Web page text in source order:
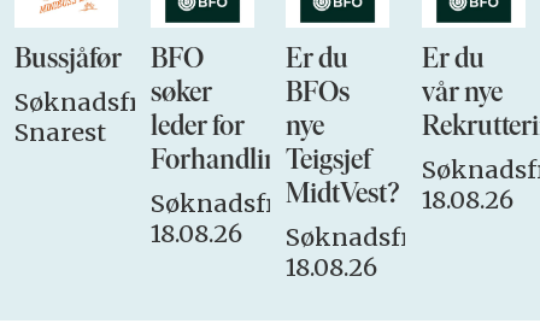
Bussjåfør
Søknadsfrist:
Snarest
BFO
søker
leder for
Forhandlingsutvalget
Søknadsfrist:
18.08.26
Er du
BFOs
nye
Teigsjef
MidtVest?
Søknadsfrist:
18.08.26
Er du
vår nye
18.08.26